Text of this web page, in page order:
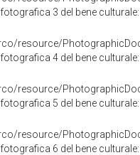
3 del bene
4 del bene
5 del bene
6 del bene